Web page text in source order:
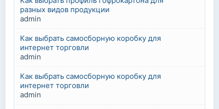
разных видов продукции
admin
Как выбрать самосборную коробку для
интернет торговли
admin
Как выбрать самосборную коробку для
интернет торговли
admin